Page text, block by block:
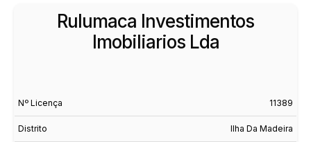
Rulumaca Investimentos
Imobiliarios Lda
Nº Licença 11389
Distrito Ilha Da Madeira